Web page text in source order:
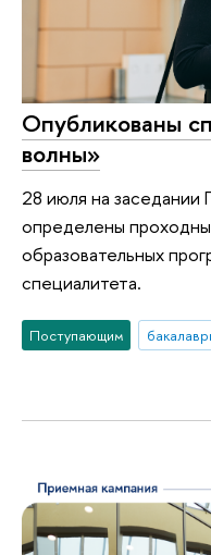
Опубликованы
волны»
28 июля на
определены
образовательных
специалитета.
Поступающим